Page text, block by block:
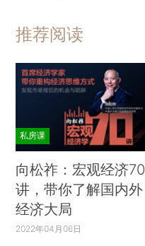
推荐阅读
私房课
向松祚：宏观经济70
讲，带你了解国内外
经济大局
2022年04月06日